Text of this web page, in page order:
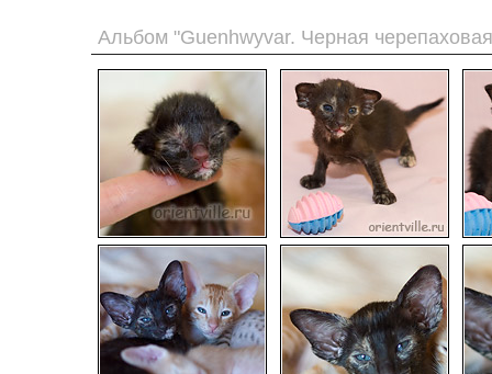
Альбом "Guenhwyvar. Черная